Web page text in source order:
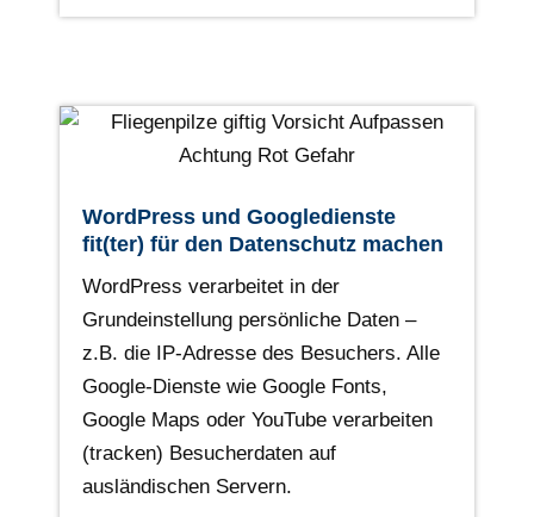
WordPress und Googledienste
fit(ter) für den Datenschutz machen
WordPress verarbeitet in der
Grundeinstellung persönliche Daten –
z.B. die IP-Adresse des Besuchers. Alle
Google-Dienste wie Google Fonts,
Google Maps oder YouTube verarbeiten
(tracken) Besucherdaten auf
ausländischen Servern.